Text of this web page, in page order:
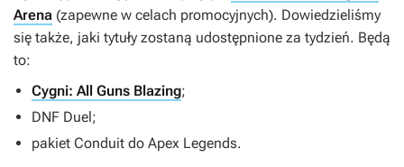
Arena (zapewne w celach promocyjnych). Dowiedzieliśmy
się także, jaki tytuły zostaną udostępnione za tydzień. Będą
to:
Cygni: All Guns Blazing;
DNF Duel;
pakiet Conduit do Apex Legends.